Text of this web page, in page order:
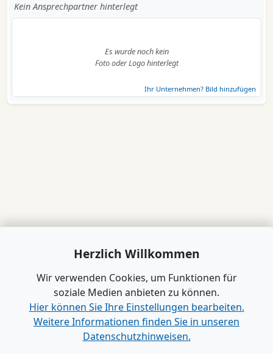
Kein Ansprechpartner hinterlegt
Es wurde noch kein
Foto oder Logo hinterlegt
Ihr Unternehmen? Bild hinzufügen
Herzlich Willkommen
Wir verwenden Cookies, um Funktionen für
soziale Medien anbieten zu können.
Hier können Sie Ihre Einstellungen bearbeiten.
Weitere Informationen finden Sie in unseren
Datenschutzhinweisen.